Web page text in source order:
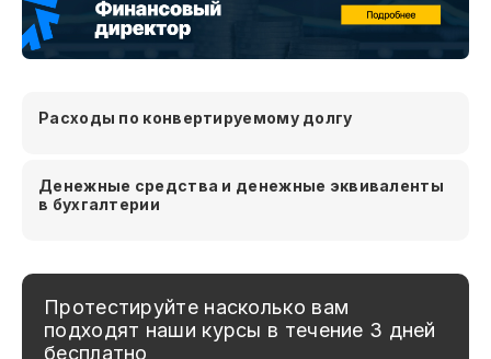
Расходы по конвертируемому долгу
Денежные средства и денежные эквиваленты
в бухгалтерии
Протестируйте насколько вам
подходят наши курсы в течение 3 дней
бесплатно